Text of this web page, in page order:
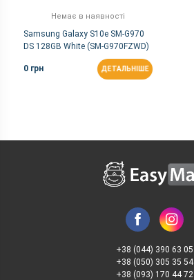
Немає в наявності
Samsung Galaxy S10e SM-G970
DS 128GB White (SM-G970FZWD)
0 грн ДЕТАЛЬНІШЕ
+38 (044) 390 63 05
+38 (050) 305 35 54
+38 (093) 170 44 72